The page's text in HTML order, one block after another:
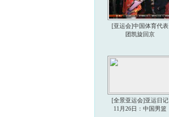
[亚运会]中国体育代表
团凯旋回京
[全景亚运会]亚运日记
11月26日：中国男篮